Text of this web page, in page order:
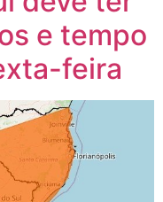
e tempo
feira